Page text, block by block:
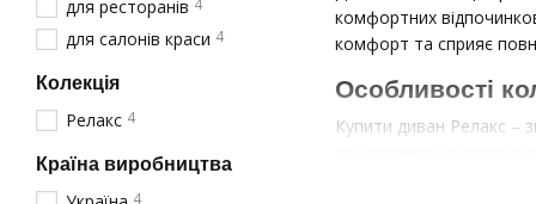
комфортних
комфорт та сприяє
Особливості
Купити диван Релакс –
для ресторанів 4
для салонів краси 4
Колекція
Релакс 4
Країна виробництва
4